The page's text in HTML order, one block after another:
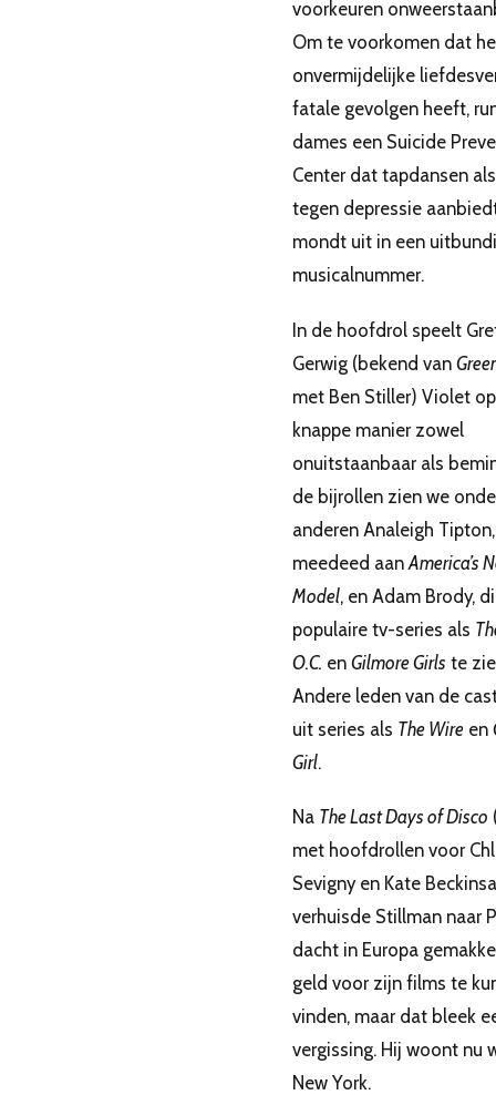
voorkeuren
Om te voorkomen dat
onvermijdelijke
fatale gevolgen heeft,
dames een Suicide
Center dat tapdansen
tegen depressie
mondt uit in een
musicalnummer.
In de hoofdrol speelt
Gerwig (bekend van
met Ben Stiller) Violet
knappe manier zowel
onuitstaanbaar als
de bijrollen zien we
anderen Analeigh
meedeed aan America’s
Model, en Adam Brody,
populaire tv-series als
O.C. en Gilmore Girls te
Andere leden van de
uit series als The Wire en
Girl.
Na The Last Days of Disco
met hoofdrollen voor
Sevigny en Kate
verhuisde Stillman naar
dacht in Europa
geld voor zijn films te
vinden, maar dat bleek
vergissing. Hij woont nu
New York.